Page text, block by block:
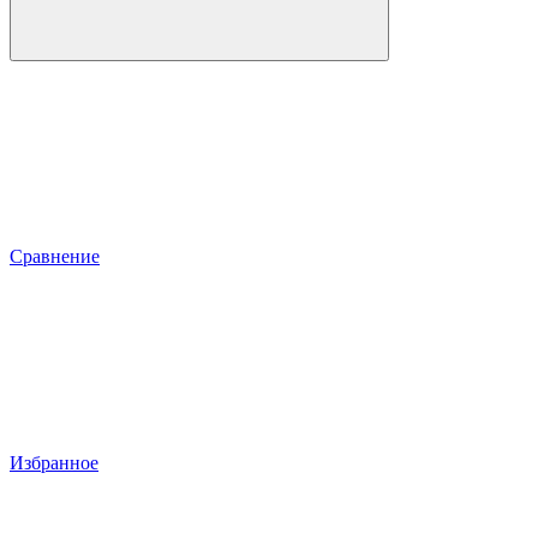
Сравнение
Избранное